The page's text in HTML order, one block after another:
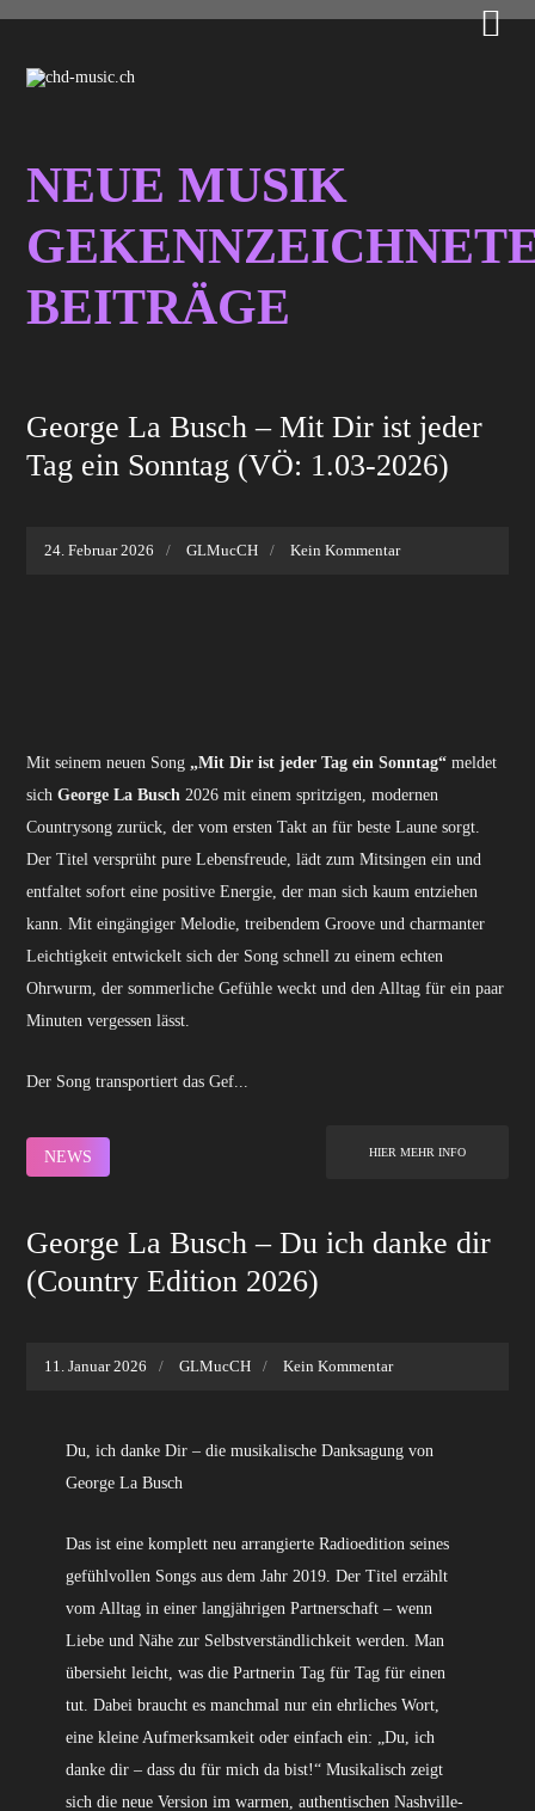

NEUE MUSIK
BEITRÄGE
George La Busch – Mit Dir ist jeder
Tag ein Sonntag (VÖ: 1.03-2026)
24. Februar 2026 GLMucCH Kein Kommentar
Mit seinem neuen Song„Mit Dir ist jeder Tag ein Sonntag“ meldet
sichGeorge La Busch 2026 mit einem spritzigen, modernen
Countrysong zurück, der vom ersten Takt an für beste Laune sorgt.
Der Titel versprüht pure Lebensfreude, lädt zum Mitsingen ein und
entfaltet sofort eine positive Energie, der man sich kaum entziehen
kann. Mit eingängiger Melodie, treibendem Groove und charmanter
Leichtigkeit entwickelt sich der Song schnell zu einem echten
Ohrwurm, der sommerliche Gefühle weckt und den Alltag für ein paar
Minuten vergessen lässt.
Der Song transportiert das Gef...
HIER MEHR INFO
NEWS
George La Busch – Du ich danke dir
(Country Edition 2026)
11. Januar 2026 GLMucCH Kein Kommentar
Du, ich danke Dir – die musikalische Danksagung von
George La Busch
Das ist eine komplett neu arrangierte Radioedition seines
gefühlvollen Songs aus dem Jahr 2019. Der Titel erzählt
vom Alltag in einer langjährigen Partnerschaft – wenn
Liebe und Nähe zur Selbstverständlichkeit werden. Man
übersieht leicht, was die Partnerin Tag für Tag für einen
tut. Dabei braucht es manchmal nur ein ehrliches Wort,
eine kleine Aufmerksamkeit oder einfach ein: „Du, ich
danke dir – dass du für mich da bist!“ Musikalisch zeigt
sich die neue Version im warmen, authentischen Nashville-